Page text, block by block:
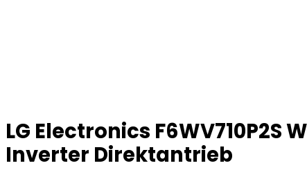
LG Electronics F6WV710P2S
Inverter Direktantrieb